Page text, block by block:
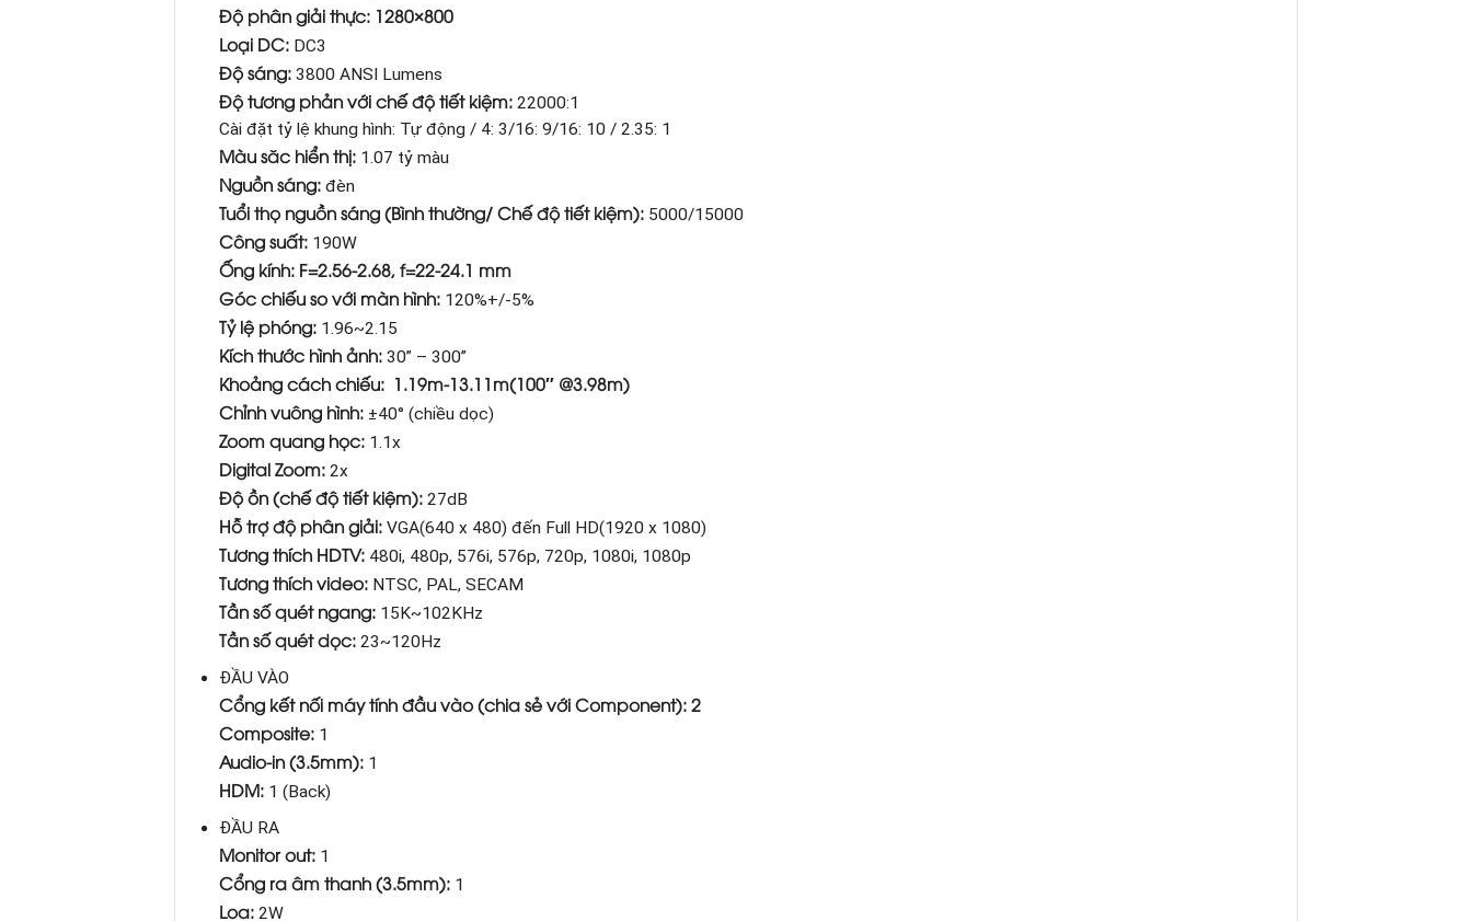
Độ phân giải thực: 1280×800
Loại DC: DC3
Độ sáng:3800 ANSI Lumens
Độ tương phản với chế độ tiết kiệm:22000:1
Cài đặt tỷ lệ khung hình: Tự động / 4: 3/16: 9/16: 10 / 2.35: 1
Màu săc hiển thị: 1.07 tỷ màu
Nguồn sáng:đèn
Tuổi thọ nguồn sáng (Bình thường/ Chế độ tiết kiệm): 5000/15000
Công suất: 190W
Ống kính: F=2.56-2.68, f=22-24.1 mm
Góc chiếu so với màn hình: 120%+/-5%
Tỷ lệ phóng: 1.96~2.15
Kích thước hình ảnh:30” – 300”
Khoảng cách chiếu: 1.19m-13.11m(100″ @3.98m)
Chỉnh vuông hình: ±40° (chiều dọc)
Zoom quang học: 1.1x
Digital Zoom:2x
Độ ồn (chế độ tiết kiệm):27dB
Hỗ trợ độ phân giải:VGA(640 x 480) đến Full HD(1920 x 1080)
Tương thích HDTV: 480i, 480p, 576i, 576p, 720p, 1080i, 1080p
Tương thích video: NTSC, PAL, SECAM
Tần số quét ngang: 15K~102KHz
Tần số quét dọc:23~120Hz
ĐẦU VÀO
Cổng kết nối máy tính đầu vào (chia sẻ với Component): 2
Composite: 1
Audio-in (3.5mm): 1
HDM: 1 (Back)
ĐẦU RA
Monitor out: 1
Cổng ra âm thanh (3.5mm): 1
Loa:2W